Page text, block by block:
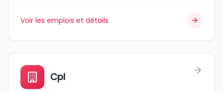
Voir les emplois et détails
Cpl